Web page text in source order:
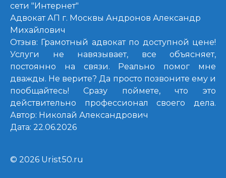
сети "Интернет"
Адвокат АП г. Москвы Андронов Александр
Михайлович
Отзыв: Грамотный адвокат по доступной цене!
Услуги не навязывает, все объясняет,
постоянно на связи. Реально помог мне
дважды. Не верите? Да просто позвоните ему и
пообщайтесь! Сразу поймете, что это
действительно профессионал своего дела.
Автор: Николай Александрович
Дата: 22.06.2026
© 2026 Urist50.ru